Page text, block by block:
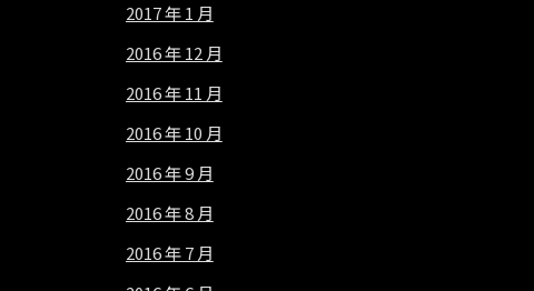
2017 年 1 月
2016 年 12 月
2016 年 11 月
2016 年 10 月
2016 年 9 月
2016 年 8 月
2016 年 7 月